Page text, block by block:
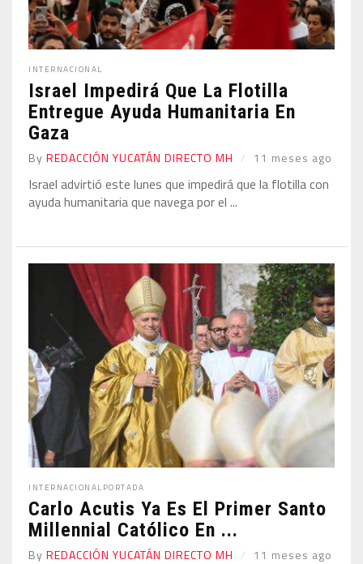
INTERNACIONAL
Israel Impedirá Que La Flotilla
Entregue Ayuda Humanitaria En
Gaza
By REDACCIÓN YUCATÁN DIRECTO MH 11 meses ago
Israel advirtió este lunes que impedirá que la flotilla con
ayuda humanitaria que navega por el ...
INTERNACIONAL PORTADA
Carlo Acutis Ya Es El Primer Santo
Millennial Católico En ...
By REDACCIÓN YUCATÁN DIRECTO MH 11 meses ago